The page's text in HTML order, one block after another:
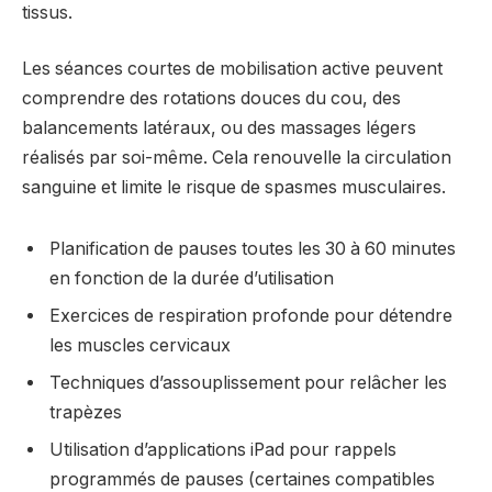
tissus.
Les séances courtes de mobilisation active peuvent
comprendre des rotations douces du cou, des
balancements latéraux, ou des massages légers
réalisés par soi-même. Cela renouvelle la circulation
sanguine et limite le risque de spasmes musculaires.
Planification de pauses toutes les 30 à 60 minutes
en fonction de la durée d’utilisation
Exercices de respiration profonde pour détendre
les muscles cervicaux
Techniques d’assouplissement pour relâcher les
trapèzes
Utilisation d’applications iPad pour rappels
programmés de pauses (certaines compatibles